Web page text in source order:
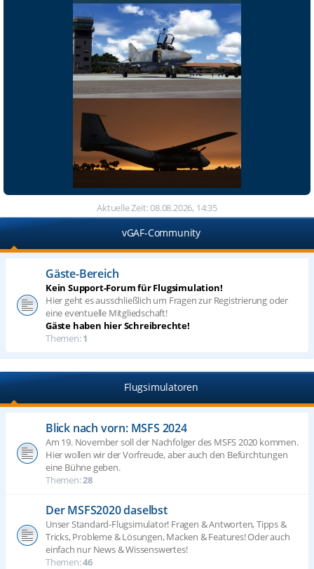
Aktuelle Zeit: 08.08.2026, 14:35
vGAF-Community
Gäste-Bereich
Kein Support-Forum für Flugsimulation!
Hier geht es ausschließlich um Fragen zur Registrierung oder
eine eventuelle Mitgliedschaft!
Gäste haben hier Schreibrechte!
Themen:1
Flugsimulatoren
Blick nach vorn: MSFS 2024
Am 19. November soll der Nachfolger des MSFS 2020 kommen.
Hier wollen wir der Vorfreude, aber auch den Befürchtungen
eine Bühne geben.
Themen:28
Der MSFS2020 daselbst
Unser Standard-Flugsimulator! Fragen & Antworten, Tipps &
Tricks, Probleme & Lösungen, Macken & Features! Oder auch
einfach nur News & Wissenswertes!
Themen:46